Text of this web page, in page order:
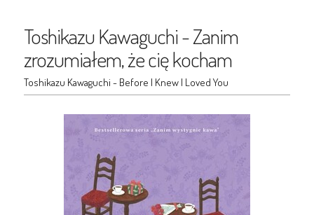
Toshikazu Kawaguchi - Zanim
zrozumiałem, że cię kocham
Toshikazu Kawaguchi - Before I Knew I Loved You